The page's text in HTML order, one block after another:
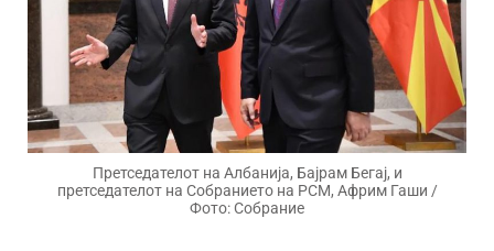
Претседателот на Албанија, Бајрам Бегај, и
претседателот на Собранието на РСМ, Африм Гаши /
Фото: Собрание